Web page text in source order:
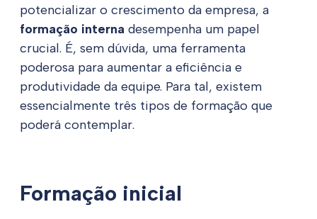
potencializar o crescimento da empresa, a
formação interna desempenha um papel
crucial. É, sem dúvida, uma ferramenta
poderosa para aumentar a eficiência e
produtividade da equipe. Para tal, existem
essencialmente três tipos de formação que
poderá contemplar.
Formação inicial